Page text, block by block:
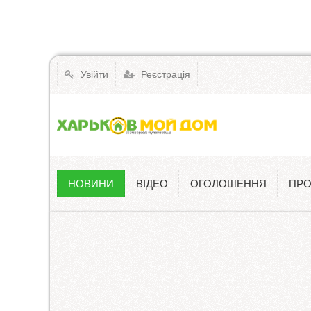
Увійти Реєстрація
Новини
НОВИНИ ВІДЕО ОГОЛОШЕННЯ